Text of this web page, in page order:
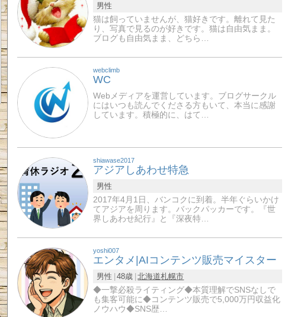
男性
猫は飼っていませんが、猫好きです。離れて見た
り、写真で見るのが好きです。猫は自由気まま。
ブログも自由気まま、どちら…
webclimb
WC
Webメディアを運営しています。ブログサークル
にはいつも読んでくださる方もいて、本当に感謝
しています。積極的に、はて…
shiawase2017
アジアしあわせ特急
男性
2017年4月1日、バンコクに到着。半年ぐらいかけ
てアジアを周ります。バックパッカーです。『世
界しあわせ紀行』と『深夜特…
yoshi007
エンタメ|AIコンテンツ販売マイスター
男性 48歳 北海道札幌市
◆一撃必殺ライティング◆本質理解でSNSなしで
も集客可能に◆コンテンツ販売で5,000万円収益化
ノウハウ◆SNS歴…